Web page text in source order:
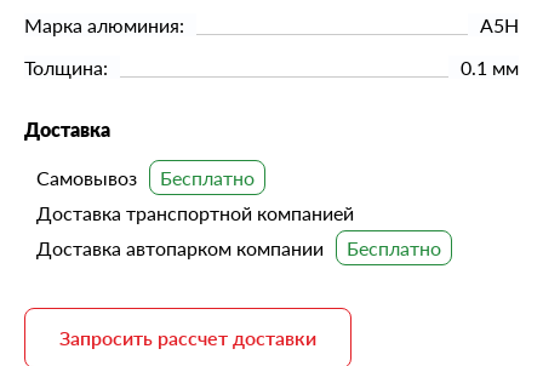
Марка алюминия:
А5Н
Толщина:
0.1 мм
Доставка
Самовывоз
Доставка транспортной компанией
Доставка автопарком компании
Запросить рассчет доставки